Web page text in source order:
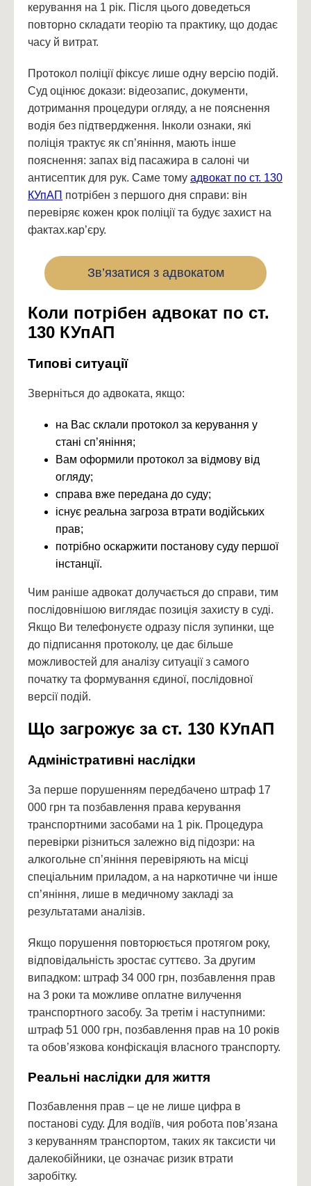
керування на 1 рік. Після цього доведеться
повторно складати теорію та практику, що додає
часу й витрат.
Протокол поліції фіксує лише одну версію подій.
Суд оцінює докази: відеозапис, документи,
дотримання процедури огляду, а не пояснення
водія без підтвердження. Інколи ознаки, які
поліція трактує як сп’яніння, мають інше
пояснення: запах від пасажира в салоні чи
антисептик для рук. Саме тому адвокат по ст. 130
КУпАП потрібен з першого дня справи: він
перевіряє кожен крок поліції та будує захист на
фактах.кар’єру.
Зв’язатися з адвокатом
Коли потрібен адвокат по ст.
130 КУпАП
Типові ситуації
Зверніться до адвоката, якщо:
на Вас склали протокол за керування у
стані сп’яніння;
Вам оформили протокол за відмову від
огляду;
справа вже передана до суду;
існує реальна загроза втрати водійських
прав;
потрібно оскаржити постанову суду першої
інстанції.
Чим раніше адвокат долучається до справи, тим
послідовнішою виглядає позиція захисту в суді.
Якщо Ви телефонуєте одразу після зупинки, ще
до підписання протоколу, це дає більше
можливостей для аналізу ситуації з самого
початку та формування єдиної, послідовної
версії подій.
Що загрожує за ст. 130 КУпАП
Адміністративні наслідки
За перше порушенням передбачено штраф 17
000 грн та позбавлення права керування
транспортними засобами на 1 рік. Процедура
перевірки різниться залежно від підозри: на
алкогольне сп’яніння перевіряють на місці
спеціальним приладом, а на наркотичне чи інше
сп’яніння, лише в медичному закладі за
результатами аналізів.
Якщо порушення повторюється протягом року,
відповідальність зростає суттєво. За другим
випадком: штраф 34 000 грн, позбавлення прав
на 3 роки та можливе оплатне вилучення
транспортного засобу. За третім і наступними:
штраф 51 000 грн, позбавлення прав на 10 років
та обов’язкова конфіскація власного транспорту.
Реальні наслідки для життя
Позбавлення прав – це не лише цифра в
постанові суду. Для водіїв, чия робота пов’язана
з керуванням транспортом, таких як таксисти чи
далекобійники, це означає ризик втрати
заробітку.